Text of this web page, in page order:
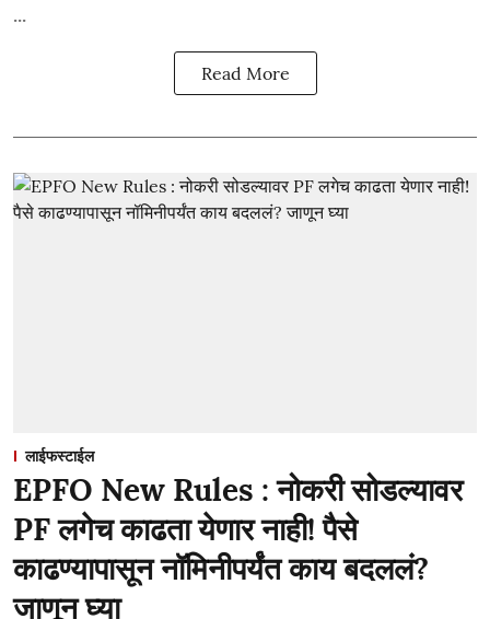
Read More
लाईफस्टाईल
EPFO New Rules : नोकरी सोडल्यावर
PF लगेच काढता येणार नाही! पैसे
काढण्यापासून नॉमिनीपर्यंत काय बदललं?
जाणून घ्या